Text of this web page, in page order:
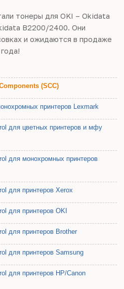
тонеры для OKI – Okidata
B2200/2400. Они
и ожидаются в продаже
(SCC)
принтеров Lexmark
для цветных принтеров и мфу
для монохромных принтеров
для принтеров Xerox
для принтеров OKI
для принтеров Brother
для принтеров Samsung
для принтеров HP/Canon